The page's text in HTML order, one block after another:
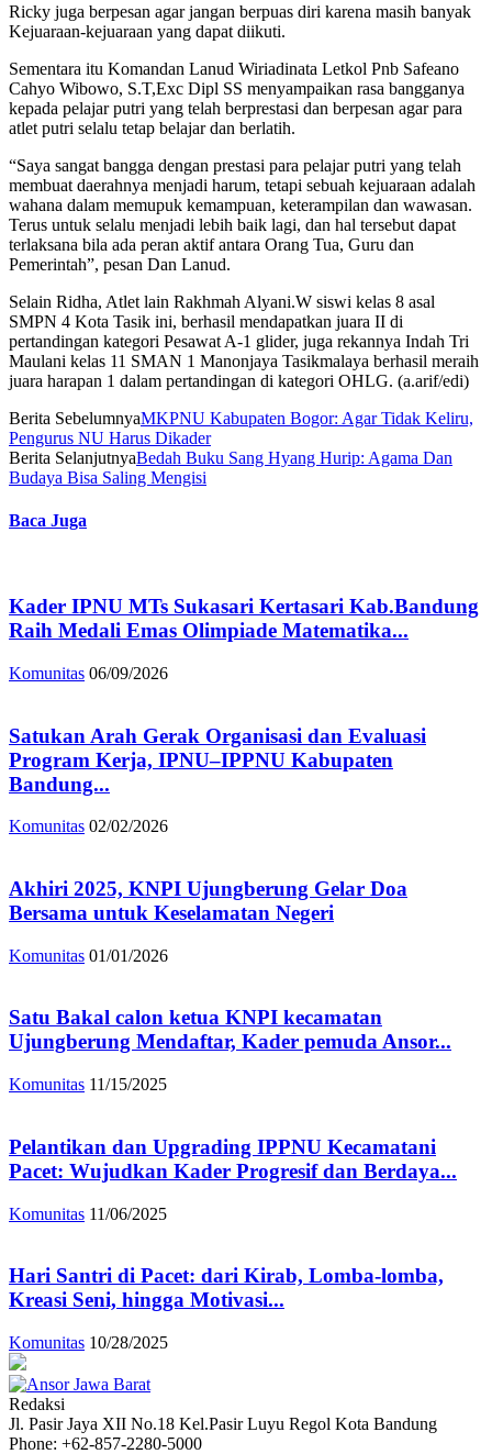
Ricky juga berpesan agar jangan berpuas diri karena masih banyak
Kejuaraan-kejuaraan yang dapat diikuti.
Sementara itu Komandan Lanud Wiriadinata Letkol Pnb Safeano
Cahyo Wibowo, S.T,Exc Dipl SS menyampaikan rasa bangganya
kepada pelajar putri yang telah berprestasi dan berpesan agar para
atlet putri selalu tetap belajar dan berlatih.
“Saya sangat bangga dengan prestasi para pelajar putri yang telah
membuat daerahnya menjadi harum, tetapi sebuah kejuaraan adalah
wahana dalam memupuk kemampuan, keterampilan dan wawasan.
Terus untuk selalu menjadi lebih baik lagi, dan hal tersebut dapat
terlaksana bila ada peran aktif antara Orang Tua, Guru dan
Pemerintah”, pesan Dan Lanud.
Selain Ridha, Atlet lain Rakhmah Alyani.W siswi kelas 8 asal
SMPN 4 Kota Tasik ini, berhasil mendapatkan juara II di
pertandingan kategori Pesawat A-1 glider, juga rekannya Indah Tri
Maulani kelas 11 SMAN 1 Manonjaya Tasikmalaya berhasil meraih
juara harapan 1 dalam pertandingan di kategori OHLG. (a.arif/edi)
Berita SebelumnyaMKPNU Kabupaten Bogor: Agar Tidak Keliru,
Pengurus NU Harus Dikader
Berita SelanjutnyaBedah Buku Sang Hyang Hurip: Agama Dan
Budaya Bisa Saling Mengisi
Baca Juga
Kader IPNU MTs Sukasari Kertasari Kab.Bandung
Raih Medali Emas Olimpiade Matematika...
Komunitas 06/09/2026
Satukan Arah Gerak Organisasi dan Evaluasi
Program Kerja, IPNU–IPPNU Kabupaten
Bandung...
Komunitas 02/02/2026
Akhiri 2025, KNPI Ujungberung Gelar Doa
Bersama untuk Keselamatan Negeri
Komunitas 01/01/2026
Satu Bakal calon ketua KNPI kecamatan
Ujungberung Mendaftar, Kader pemuda Ansor...
Komunitas 11/15/2025
Pelantikan dan Upgrading IPPNU Kecamatani
Pacet: Wujudkan Kader Progresif dan Berdaya...
Komunitas 11/06/2025
Hari Santri di Pacet: dari Kirab, Lomba-lomba,
Kreasi Seni, hingga Motivasi...
Komunitas 10/28/2025
Redaksi
Jl. Pasir Jaya XII No.18 Kel.Pasir Luyu Regol Kota Bandung
Phone: +62-857-2280-5000